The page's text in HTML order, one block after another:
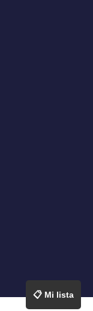
📋 Mi lista